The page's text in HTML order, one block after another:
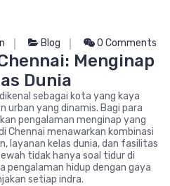
Blog 0 Comments
Menginap
Dunia
sebagai kota yang kaya
urban yang dinamis. Bagi para
pengalaman menginap yang
Chennai menawarkan kombinasi
layanan kelas dunia, dan fasilitas
tidak hanya soal tidur di
pengalaman hidup dengan gaya
setiap indra.